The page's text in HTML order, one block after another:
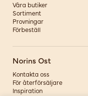
Våra butiker
Sortiment
Provningar
Förbeställ
Norins Ost
Kontakta oss
För återförsäljare
Inspiration